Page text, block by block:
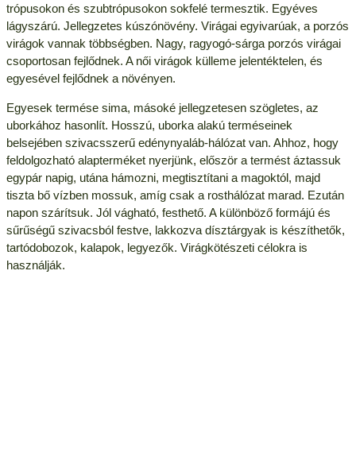
trópusokon és szubtrópusokon sokfelé termesztik. Egyéves
lágyszárú. Jellegzetes kúszónövény. Virágai egyivarúak, a porzós
virágok vannak többségben. Nagy, ragyogó-sárga porzós virágai
csoportosan fejlődnek. A női virágok külleme jelentéktelen, és
egyesével fejlődnek a növényen.
Egyesek termése sima, másoké jellegzetesen szögletes, az
uborkához hasonlít. Hosszú, uborka alakú terméseinek
belsejében szivacsszerű edénynyaláb-hálózat van. Ahhoz, hogy
feldolgozható alapterméket nyerjünk, először a termést áztassuk
egypár napig, utána hámozni, megtisztítani a magoktól, majd
tiszta bő vízben mossuk, amíg csak a rosthálózat marad. Ezután
napon szárítsuk. Jól vágható, festhető. A különböző formájú és
sűrűségű szivacsból festve, lakkozva dísztárgyak is készíthetők,
tartódobozok, kalapok, legyezők. Virágkötészeti célokra is
használják.